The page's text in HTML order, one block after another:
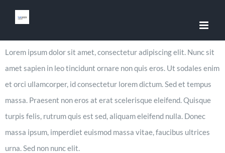
content
Lorem ipsum dolor sit amet, consectetur adipiscing elit. Nunc sit
amet sapien in leo tincidunt ornare non quis eros. Ut sodales enim
et orci ullamcorper, id consectetur lorem dictum. Sed et tempus
massa. Praesent non eros at erat scelerisque eleifend. Quisque
turpis felis, rutrum quis est sed, aliquam eleifend nulla. Donec
massa ipsum, imperdiet euismod massa vitae, faucibus ultrices
urna. Sed non nunc elit.